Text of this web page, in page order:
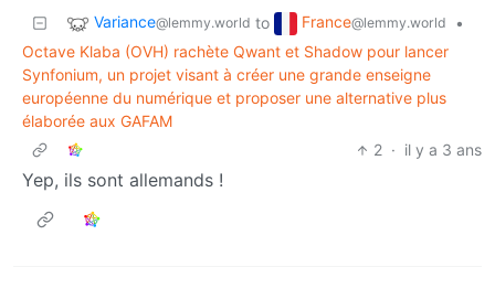
Variance@lemmy.world to France@lemmy.world
•
Octave Klaba (OVH) rachète Qwant et Shadow pour lancer
Synfonium, un projet visant à créer une grande enseigne
européenne du numérique et proposer une alternative plus
élaborée aux GAFAM
2 · il y a 3 ans
Yep, ils sont allemands !